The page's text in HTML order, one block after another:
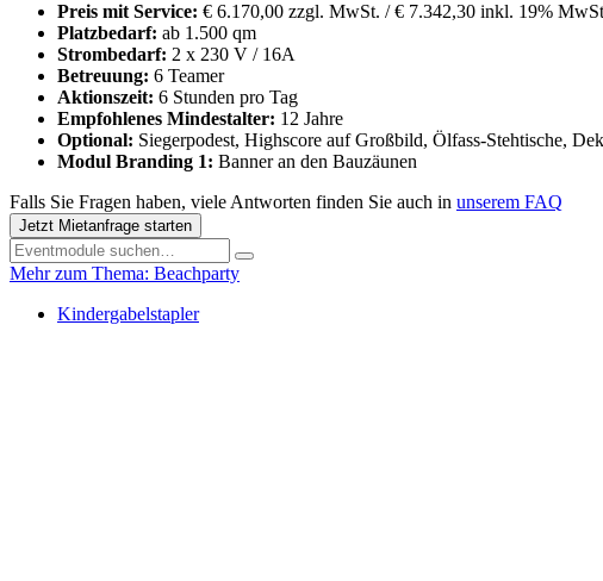
Preis mit Service: € 6.170,00 zzgl. MwSt. / € 7.342,30 inkl. 19%
Platzbedarf: ab 1.500 qm
Strombedarf: 2 x 230 V / 16A
Betreuung: 6 Teamer
Aktionszeit: 6 Stunden pro Tag
Empfohlenes Mindestalter: 12 Jahre
Optional: Siegerpodest, Highscore auf Großbild, Ölfass-Stehtische,
Modul Branding 1: Banner an den Bauzäunen
Falls Sie Fragen haben, viele Antworten finden Sie auch in unserem FAQ
Jetzt Mietanfrage starten
Mehr zum Thema: Beachparty
Kindergabelstapler